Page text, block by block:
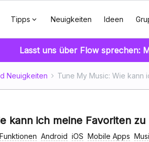
Tipps Neuigkeiten Ideen
Lasst uns über Flow sprechen:
Neuigkeiten Tune My Music: Wie kann
kann ich meine Favoriten
Funktionen Android iOS Mobile Apps